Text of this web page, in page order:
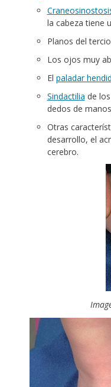
la cabeza tiene
Planos del
Los ojos muy
El paladar
Sindactilia de
dedos de
Otras
desarrollo, el
cerebro.